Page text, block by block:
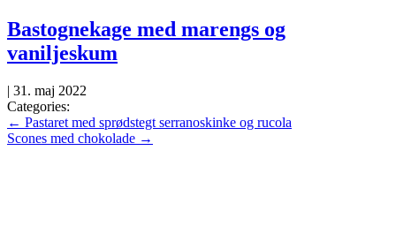
Skip
to
the
Bastognekage med marengs og
vaniljeskum
| 31. maj 2022
Categories:
Indlægsnavigation
← Pastaret med sprødstegt serranoskinke og rucola
Scones med chokolade →